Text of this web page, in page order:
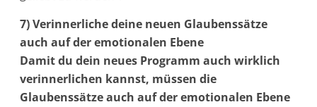
7) Verinnerliche deine neuen Glaubenssätze
auch auf der emotionalen Ebene
Damit du dein neues Programm auch wirklich
verinnerlichen kannst, müssen die
Glaubenssätze auch auf der emotionalen Ebene